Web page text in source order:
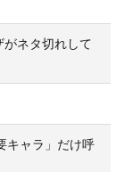
がネタ切れして
キャラ」だけ呼